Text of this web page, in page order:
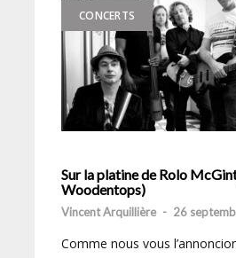
CONCERTS
Sur la platine de Rolo
Woodentops)
Vincent Arquillière - 26
Comme nous vous